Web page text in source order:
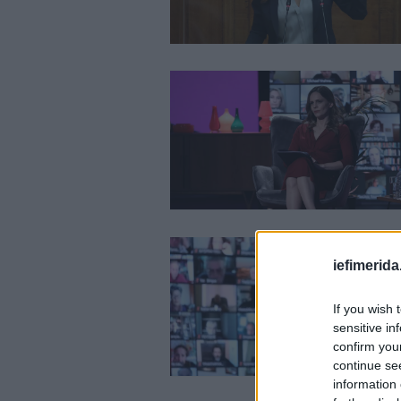
If you wish
sensitive
confirm
continue
information